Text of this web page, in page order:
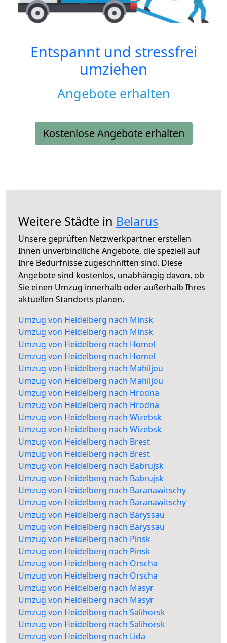
Entspannt und stressfrei
umziehen
Angebote erhalten
Kostenlose Angebote erhalten
Weitere Städte in Belarus
Unsere geprüften Netzwerkpartner erstellen
Ihnen unverbindliche Angebote, die speziell auf
Ihre Bedürfnisse zugeschnitten sind. Diese
Angebote sind kostenlos, unabhängig davon, ob
Sie einen Umzug innerhalb oder außerhalb Ihres
aktuellen Standorts planen.
Umzug von Heidelberg nach Minsk
Umzug von Heidelberg nach Minsk
Umzug von Heidelberg nach Homel
Umzug von Heidelberg nach Homel
Umzug von Heidelberg nach Mahiljou
Umzug von Heidelberg nach Mahiljou
Umzug von Heidelberg nach Hrodna
Umzug von Heidelberg nach Hrodna
Umzug von Heidelberg nach Wizebsk
Umzug von Heidelberg nach Wizebsk
Umzug von Heidelberg nach Brest
Umzug von Heidelberg nach Brest
Umzug von Heidelberg nach Babrujsk
Umzug von Heidelberg nach Babrujsk
Umzug von Heidelberg nach Baranawitschy
Umzug von Heidelberg nach Baranawitschy
Umzug von Heidelberg nach Baryssau
Umzug von Heidelberg nach Baryssau
Umzug von Heidelberg nach Pinsk
Umzug von Heidelberg nach Pinsk
Umzug von Heidelberg nach Orscha
Umzug von Heidelberg nach Orscha
Umzug von Heidelberg nach Masyr
Umzug von Heidelberg nach Masyr
Umzug von Heidelberg nach Salihorsk
Umzug von Heidelberg nach Salihorsk
Umzug von Heidelberg nach Lida